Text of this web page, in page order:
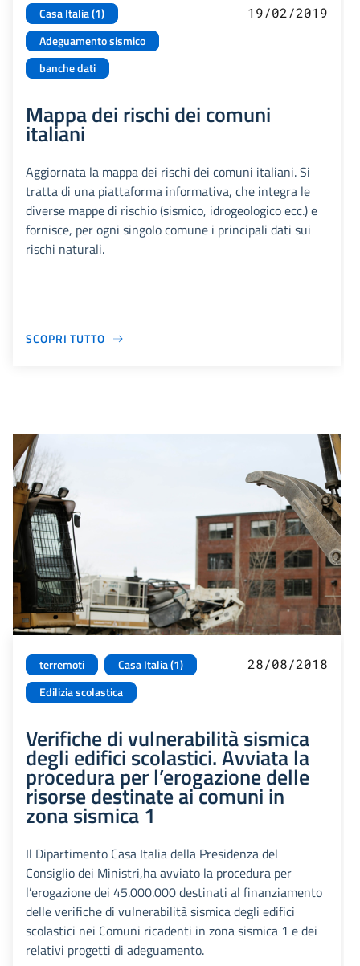
Casa Italia (1)
Adeguamento sismico
banche dati
19/02/2019
Mappa dei rischi dei comuni
italiani
Aggiornata la mappa dei rischi dei comuni italiani. Si
tratta di una piattaforma informativa, che integra le
diverse mappe di rischio (sismico, idrogeologico ecc.) e
fornisce, per ogni singolo comune i principali dati sui
rischi naturali.
SCOPRI TUTTO
terremoti
Casa Italia (1)
Edilizia scolastica
28/08/2018
Verifiche di vulnerabilità sismica
degli edifici scolastici. Avviata la
procedura per l’erogazione delle
risorse destinate ai comuni in
zona sismica 1
Il Dipartimento Casa Italia della Presidenza del
Consiglio dei Ministri,ha avviato la procedura per
l’erogazione dei 45.000.000 destinati al finanziamento
delle verifiche di vulnerabilità sismica degli edifici
scolastici nei Comuni ricadenti in zona sismica 1 e dei
relativi progetti di adeguamento.